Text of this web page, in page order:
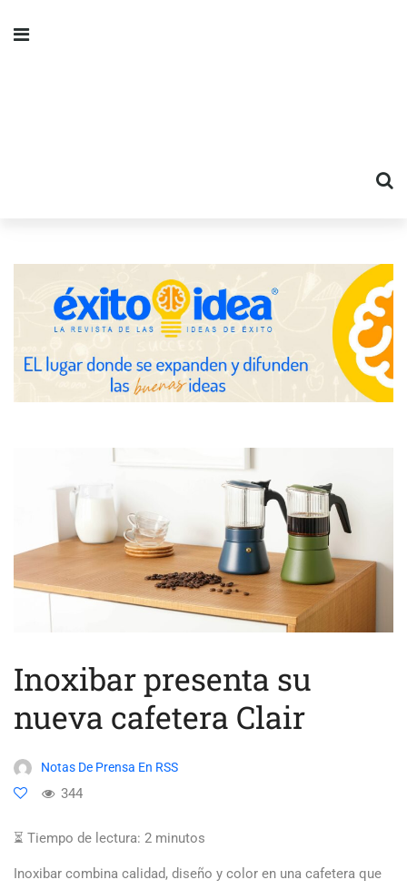
Inoxibar presenta su
nueva cafetera Clair
Notas De Prensa En RSS
344
⏳ Tiempo de lectura: 2 minutos
Inoxibar combina calidad, diseño y color en una cafetera que